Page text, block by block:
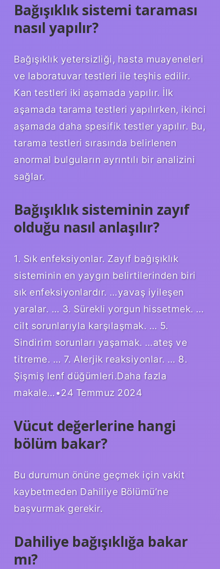
Bağışıklık sistemi taraması
nasıl yapılır?
Bağışıklık yetersizliği, hasta muayeneleri
ve laboratuvar testleri ile teşhis edilir.
Kan testleri iki aşamada yapılır. İlk
aşamada tarama testleri yapılırken, ikinci
aşamada daha spesifik testler yapılır. Bu,
tarama testleri sırasında belirlenen
anormal bulguların ayrıntılı bir analizini
sağlar.
Bağışıklık sisteminin zayıf
olduğu nasıl anlaşılır?
1. Sık enfeksiyonlar. Zayıf bağışıklık
sisteminin en yaygın belirtilerinden biri
sık enfeksiyonlardır. …yavaş iyileşen
yaralar. … 3. Sürekli yorgun hissetmek. …
cilt sorunlarıyla karşılaşmak. … 5.
Sindirim sorunları yaşamak. …ateş ve
titreme. … 7. Alerjik reaksiyonlar. … 8.
Şişmiş lenf düğümleri.Daha fazla
makale…•24 Temmuz 2024
Vücut değerlerine hangi
bölüm bakar?
Bu durumun önüne geçmek için vakit
kaybetmeden Dahiliye Bölümü’ne
başvurmak gerekir.
Dahiliye bağışıklığa bakar
mı?